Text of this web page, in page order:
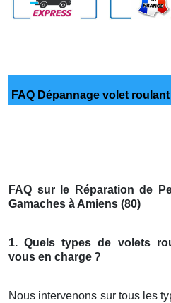
FAQ Dépannage volet
FAQ sur le Réparation de
Gamaches à Amiens (80)
1. Quels types de volets
vous en charge ?
Nous intervenons sur tous les